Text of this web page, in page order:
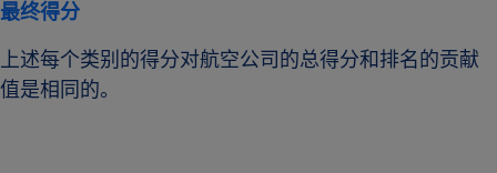
最终得分
上述每个类别的得分对航空公司的总得分和排名的贡献
值是相同的。